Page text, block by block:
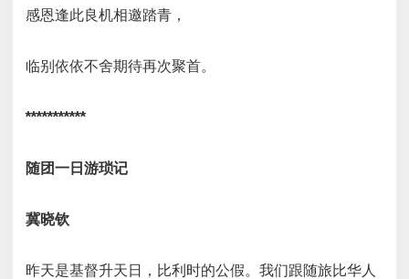
感恩逢此良机相邀踏青，
临别依依不舍期待再次聚首。
***********
随团一日游琐记
冀晓钦
昨天是基督升天日，比利时的公假。我们跟随旅比华人